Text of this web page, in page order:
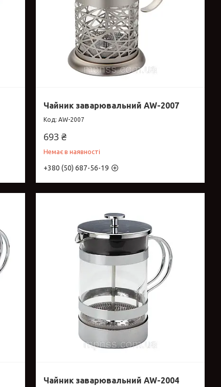
Чайник заварювальний AW-2007
AW-2007
693 ₴
Немає в наявності
+380 (50) 687-56-19
Чайник заварювальний AW-2004